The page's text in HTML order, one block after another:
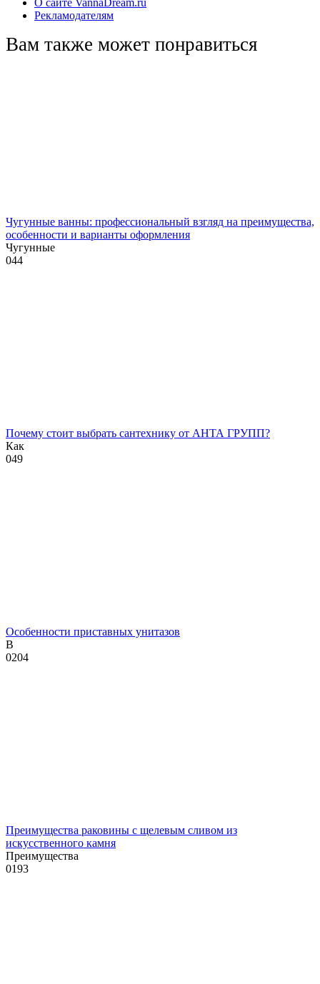
О сайте VannaDream.ru
Рекламодателям
Вам также может понравиться
Чугунные ванны: профессиональный взгляд на преимущества,
особенности и варианты оформления
Чугунные
044
Почему стоит выбрать сантехнику от АНТА ГРУПП?
Как
049
Особенности приставных унитазов
В
0204
Преимущества раковины с щелевым сливом из
искусственного камня
Преимущества
0193